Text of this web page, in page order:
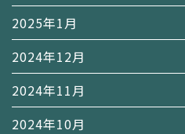
2025年1月
2024年12月
2024年11月
2024年10月